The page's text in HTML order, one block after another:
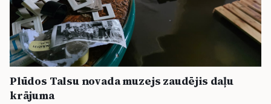
Plūdos Talsu novada muzejs zaudējis daļu
krājuma